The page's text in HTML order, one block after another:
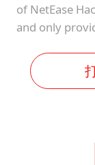
of NetEase
and only